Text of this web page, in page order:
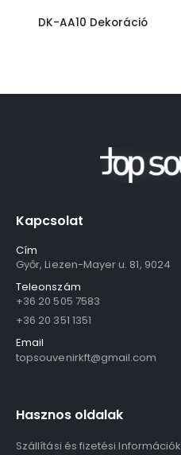
DK-AA10 Dekoráció
Kapcsolat
Cím
Győr, Liezen-Mayer u. 81, 9024
Teleonszám
+36 20 505 7583
+36 20 351 1351
Email
topsouvenirkft@gmail.com
Hasznos oldalak
Szállítási és fizetési Információk